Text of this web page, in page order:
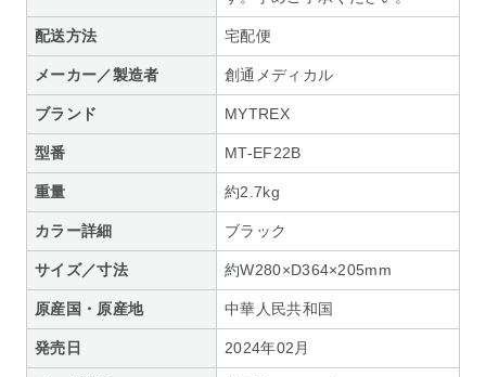
配送方法 宅配便
メーカー／製造者 創通メディカル
ブランド MYTREX
型番 MT-EF22B
重量 約2.7kg
カラー詳細 ブラック
サイズ／寸法 約W280×D364×205mm
原産国・原産地 中華人民共和国
発売日 2024年02月